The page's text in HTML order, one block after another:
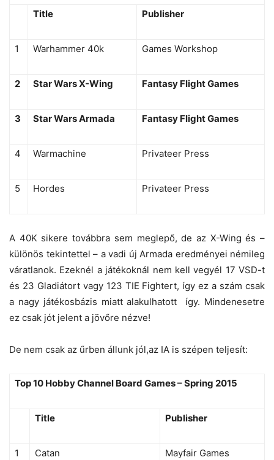
Title Publisher
1 Warhammer 40k Games Workshop
2 Star Wars X-Wing Fantasy Flight Games
3 Star Wars Armada Fantasy Flight Games
4 Warmachine Privateer Press
5 Hordes Privateer Press
A 40K sikere továbbra sem meglepő, de az X-Wing és –
különös tekintettel – a vadi új Armada eredményei némileg
váratlanok. Ezeknél a játékoknál nem kell vegyél 17 VSD-t
és 23 Gladiátort vagy 123 TIE Fightert, így ez a szám csak
a nagy játékosbázis miatt alakulhatott így. Mindenesetre
ez csak jót jelent a jövőre nézve!
De nem csak az űrben állunk jól,az IA is szépen teljesít:
Top 10 Hobby Channel Board Games – Spring 2015
Title Publisher
1 Catan Mayfair Games